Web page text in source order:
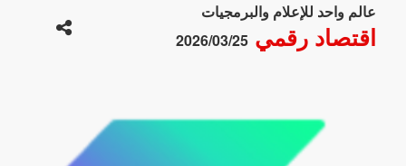
عالم واحد للإعلام والبرمجيات
اقتصاد رقمي2026/03/25